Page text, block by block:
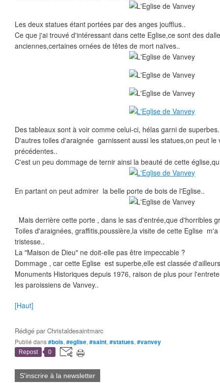
Les deux statues étant portées par des anges joufflus..
Ce que j'ai trouvé d'intéressant dans cette Eglise,ce sont des
anciennes,certaines ornées de têtes de mort naïves..
Des tableaux sont à voir comme celui-ci, hélas garni de
D'autres toiles d'araignée garnissent aussi les statues,on peut
précédentes..
C'est un peu dommage de ternir ainsi la beauté de cette
En partant on peut admirer la belle porte de bois de l'Eglise..
Mais derrière cette porte , dans le sas d'entrée,que d'horribles
Toiles d'araignées, graffitis,poussière,la visite de cette Eglise
tristesse..
La "Maison de Dieu" ne doit-elle pas être impeccable ?
Dommage , car cette Eglise est superbe,elle est classée
Monuments Historiques depuis 1976, raison de plus pour
les paroissiens de Vanvey..
[Haut]
Rédigé parChristaldesaintmarc
Publié dans#bois, #eglise, #saint, #statues, #vanvey
Repost 0
S'inscrire à la newsletter